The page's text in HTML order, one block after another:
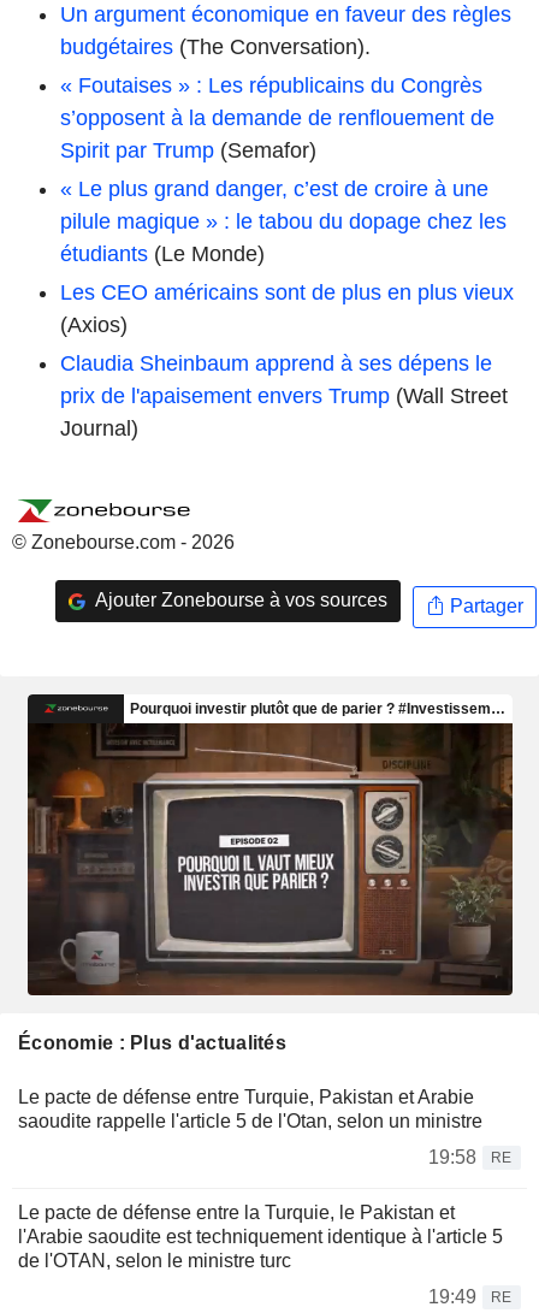
Un argument économique en faveur des règles
budgétaires (The Conversation).
« Foutaises » : Les républicains du Congrès
s’opposent à la demande de renflouement de
Spirit par Trump (Semafor)
« Le plus grand danger, c’est de croire à une
pilule magique » : le tabou du dopage chez les
étudiants (Le Monde)
Les CEO américains sont de plus en plus vieux
(Axios)
Claudia Sheinbaum apprend à ses dépens le
prix de l'apaisement envers Trump (Wall Street
Journal)
© Zonebourse.com - 2026
Ajouter Zonebourse à vos sources Partager
Économie : Plus d'actualités
Le pacte de défense entre Turquie, Pakistan et Arabie
saoudite rappelle l'article 5 de l'Otan, selon un ministre
19:58
RE
Le pacte de défense entre la Turquie, le Pakistan et
l'Arabie saoudite est techniquement identique à l'article 5
de l'OTAN, selon le ministre turc
19:49
RE